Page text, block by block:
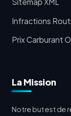
Infractions
Prix Carburant
La Mission
Notre but est de